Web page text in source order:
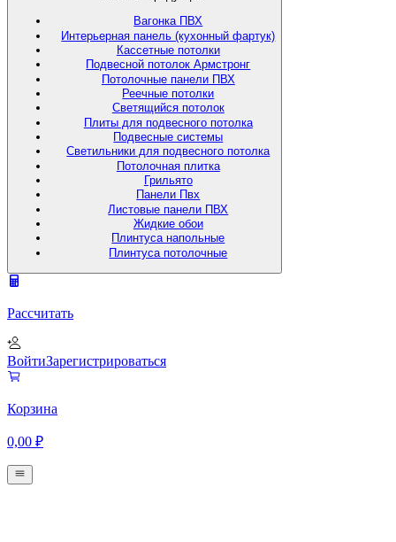
Вагонка ПВХ
Интерьерная панель (кухонный фартук)
Кассетные потолки
Подвесной потолок Армстронг
Потолочные панели ПВХ
Реечные потолки
Светящийся потолок
Плиты для подвесного потолка
Подвесные системы
Светильники для подвесного потолка
Потолочная плитка
Грильято
Панели Пвх
Листовые панели ПВХ
Жидкие обои
Плинтуса напольные
Плинтуса потолочные
Рассчитать
ВойтиЗарегистрироваться
Корзина
0,00 ₽